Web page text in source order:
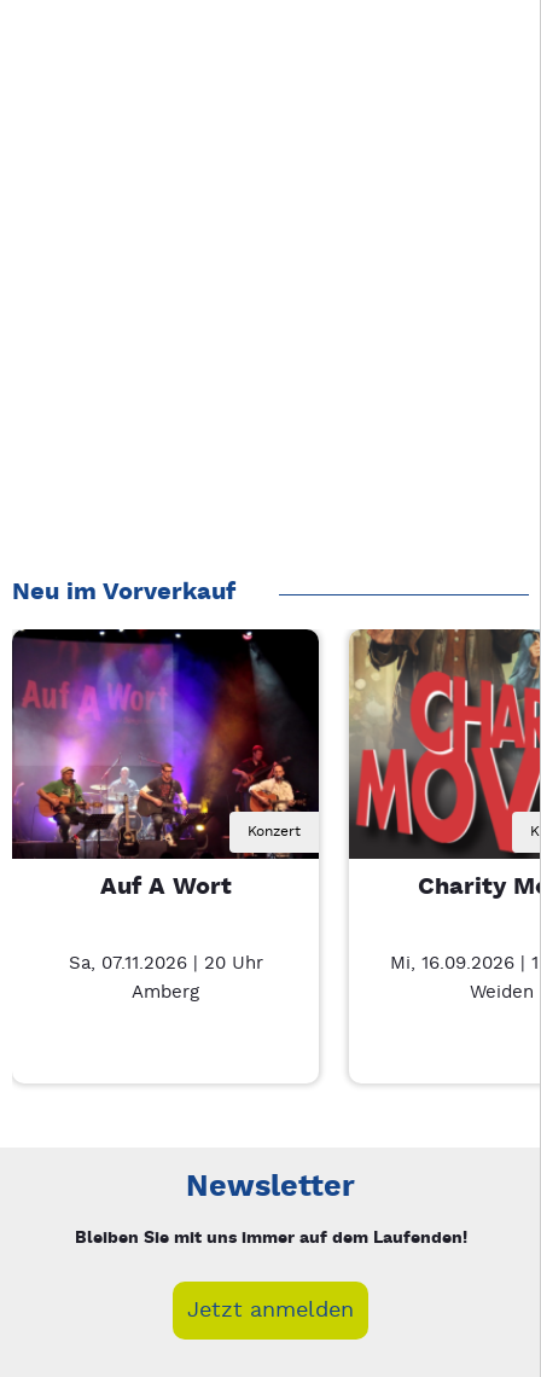
Neu im Vorverkauf
Konzert
Auf A Wort
Sa, 07.11.2026 | 20 Uhr
Amberg
Charity
Mi, 16.09.2026 |
Weiden
Newsletter
Bleiben Sie mit uns immer auf dem Laufenden!
Jetzt anmelden